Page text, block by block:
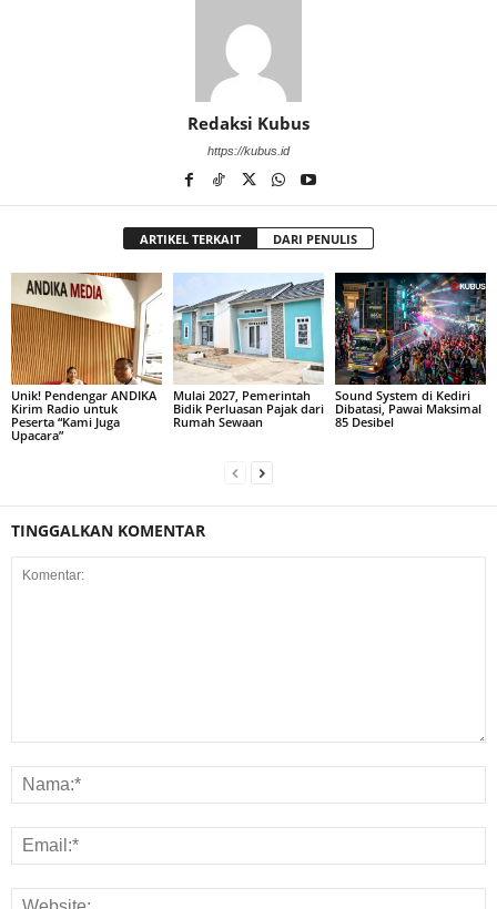
Redaksi Kubus
https://kubus.id
ARTIKEL TERKAIT DARI PENULIS
Unik! Pendengar ANDIKA
Kirim Radio untuk
Peserta “Kami Juga
Upacara”
Mulai 2027, Pemerintah
Bidik Perluasan Pajak dari
Rumah Sewaan
Sound System di Kediri
Dibatasi, Pawai Maksimal
85 Desibel
TINGGALKAN KOMENTAR